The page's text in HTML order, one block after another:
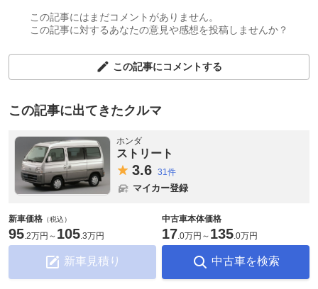
この記事にはまだコメントがありません。
この記事に対するあなたの意見や感想を投稿しませんか？
この記事にコメントする
この記事に出てきたクルマ
ホンダ
ストリート
3.6 31件
マイカー登録
新車価格 （税込）
95.2万円 ～ 105.3万円
新車見積り
中古車本体価格
17.0万円 ～ 135.0万円
中古車を検索